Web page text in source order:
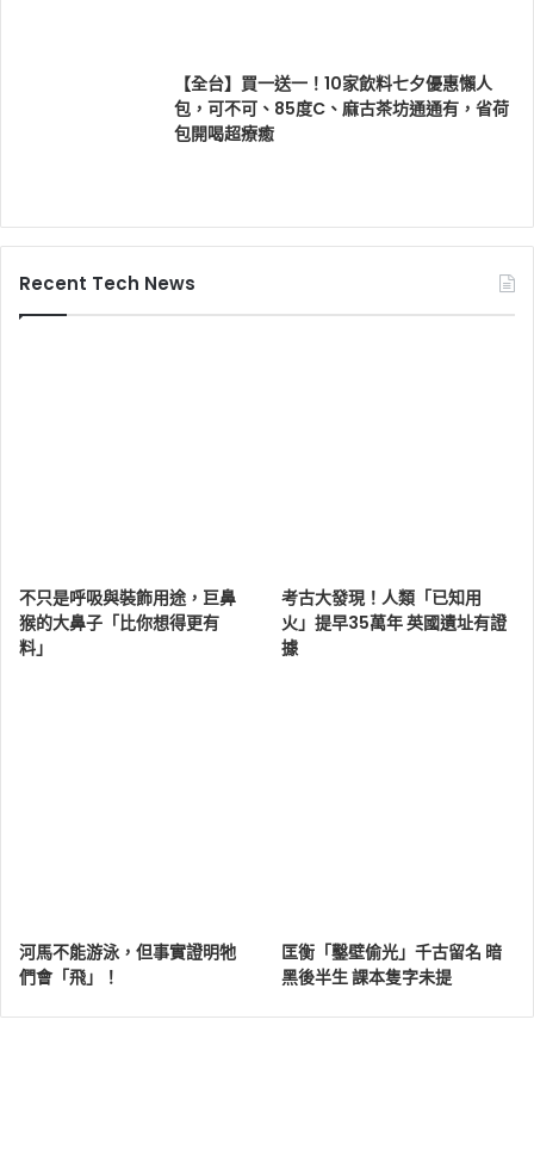
【全台】買一送一！10家飲料七夕優惠懶人
包，可不可、85度C、麻古茶坊通通有，省荷
包開喝超療癒
Recent Tech News
不只是呼吸與裝飾用途，巨鼻
猴的大鼻子「比你想得更有
料」
考古大發現！人類「已知用
火」提早35萬年 英國遺址有證
據
河馬不能游泳，但事實證明牠
們會「飛」！
匡衡「鑿壁偷光」千古留名 暗
黑後半生 課本隻字未提